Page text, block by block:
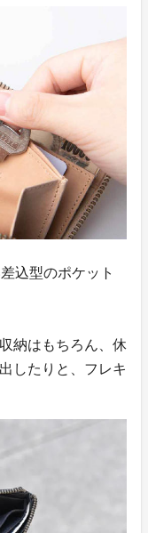
込型のポケット
納はもちろん、休
したりと、フレキ